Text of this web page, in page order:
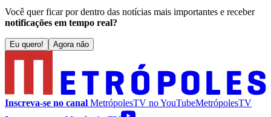
Você quer ficar por dentro das notícias mais importantes e receber
notificações em tempo real?
Eu quero! Agora não
Inscreva-se no canal MetrópolesTV noYouTubeMetrópolesTV